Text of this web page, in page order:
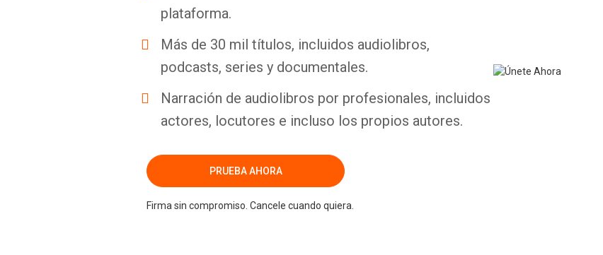
plataforma.
Más de 30 mil títulos, incluidos audiolibros,
podcasts, series y documentales.
Narración de audiolibros por profesionales, incluidos
actores, locutores e incluso los propios autores.
PRUEBA AHORA
Firma sin compromiso. Cancele cuando quiera.